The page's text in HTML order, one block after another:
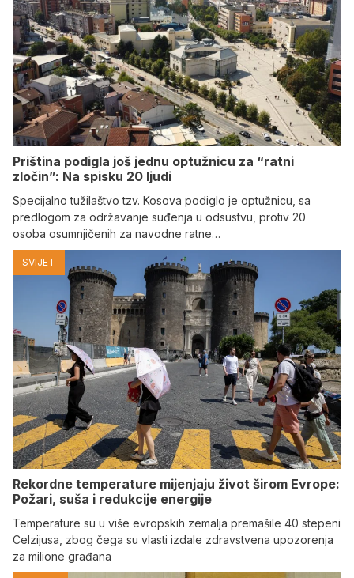
Priština podigla još jednu optužnicu za “ratni
zločin”: Na spisku 20 ljudi
Specijalno tužilaštvo tzv. Kosova podiglo je optužnicu, sa
predlogom za održavanje suđenja u odsustvu, protiv 20
osoba osumnjičenih za navodne ratne…
SVIJET
Rekordne temperature mijenjaju život širom Evrope:
Požari, suša i redukcije energije
Temperature su u više evropskih zemalja premašile 40 stepeni
Celzijusa, zbog čega su vlasti izdale zdravstvena upozorenja
za milione građana